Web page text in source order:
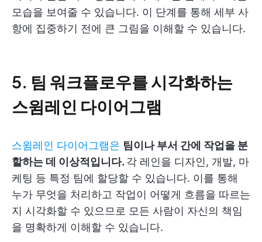
모습을 보여줄 수 있습니다. 이 단계를 통해 세부 사
항에 집중하기 전에 큰 그림을 이해할 수 있습니다.
5. 팀 워크플로우를 시각화하는
스윔레인 다이어그램
스윔레인 다이어그램은 팀이나 부서 간에 작업을 분
할하는 데 이상적입니다. 각 레인을 디자인, 개발, 마
케팅 등 특정 팀에 할당할 수 있습니다. 이를 통해
누가 무엇을 처리하고 작업이 어떻게 흐름을 따르는
지 시각화할 수 있으므로 모든 사람이 자신의 책임
을 명확하게 이해할 수 있습니다.